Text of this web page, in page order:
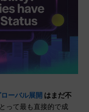
ーバル展開 はまだ不
って最も直接的で成